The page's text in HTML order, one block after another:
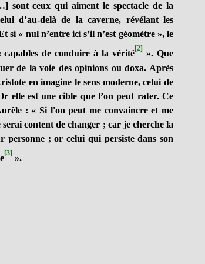
sont ceux qui aiment le spectacle de la
d’au-delà de la caverne, révélant les
si « nul n’entre ici s’il n’est géomètre », le
de conduire à la vérité[2] ». Que
de la voie des opinions ou doxa. Après
en imagine le sens moderne, celui de
elle est une cible que l’on peut rater. Ce
: « Si l'on peut me convaincre et me
content de changer ; car je cherche la
personne ; or celui qui persiste dans son
[3] ».